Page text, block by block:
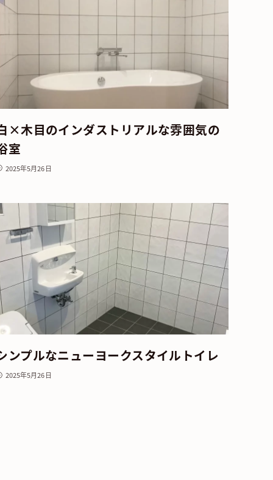
×木目のインダストリアルな雰囲気の
室
2025年5月26日
ンプルなニューヨークスタイルトイレ
2025年5月26日